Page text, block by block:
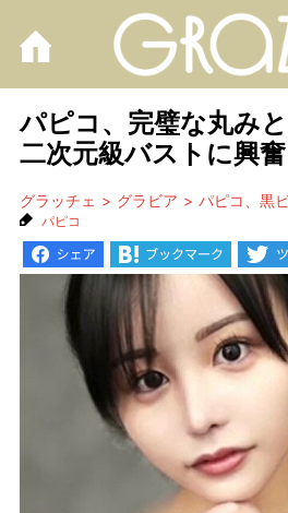
パピコ、完璧な丸み
二次元級バストに興
グラッチェ グラビア パピコ、黒
パピコ